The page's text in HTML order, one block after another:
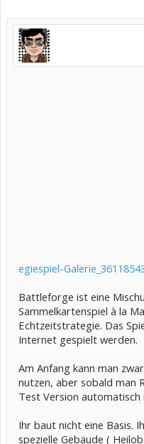
egiespiel-
Battleforge ist eine
Sammelkartenspiel à la
Echtzeitstrategie. Das
Internet gespielt werden.
Am Anfang kann man
nutzen, aber sobald man
Test Version automatisch
Ihr baut nicht eine Basis.
spezielle Gebäude (